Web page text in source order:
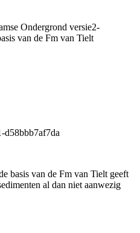
Ondergrond versie2-
van de Fm van Tielt
d58bbb7af7da
basis van de Fm van Tielt geeft
al dan niet aanwezig